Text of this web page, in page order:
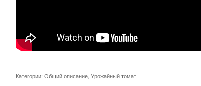
Категории: Общий описание Урожайный томат